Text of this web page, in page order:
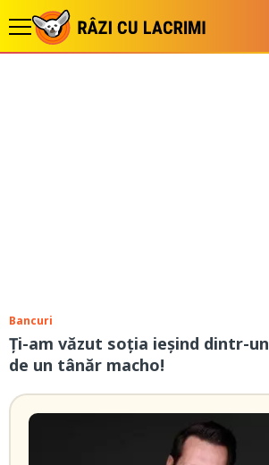
Bancuri
Ți-am văzut soţia ieşind dintr-
de un tânăr macho!